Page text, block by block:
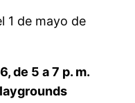
1 de mayo de
de 5 a 7 p. m.